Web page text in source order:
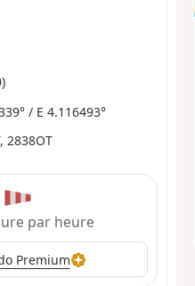
/ E 4.116493°
2838OT
par heure
Premium